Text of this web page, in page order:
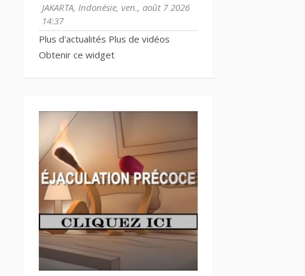
JAKARTA, Indonésie, ven., août 7 2026
14:37
Plus d'actualités Plus de vidéos
Obtenir ce widget